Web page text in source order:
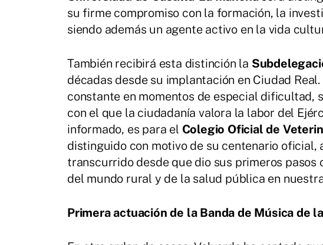
su firme compromiso con la formación, la
siendo además un agente activo en la vida
También recibirá esta distinción la
décadas desde su implantación en Ciudad
constante en momentos de especial
con el que la ciudadanía valora la labor del
informado, es para el Colegio Oficial de
distinguido con motivo de su centenario oficial,
transcurrido desde que dio sus primeros
del mundo rural y de la salud pública en
Primera actuación de la Banda de Música de